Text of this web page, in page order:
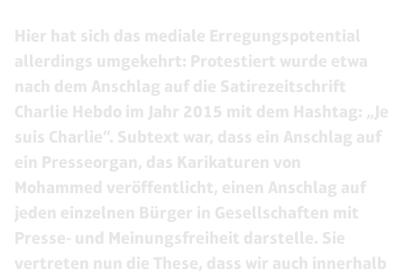
Hier hat sich das mediale Erregungspotential
allerdings umgekehrt: Protestiert wurde etwa
nach dem Anschlag auf die Satirezeitschrift
Charlie Hebdo im Jahr 2015 mit dem Hashtag: „Je
suis Charlie“. Subtext war, dass ein Anschlag auf
ein Presseorgan, das Karikaturen von
Mohammed veröffentlicht, einen Anschlag auf
jeden einzelnen Bürger in Gesellschaften mit
Presse- und Meinungsfreiheit darstelle. Sie
vertreten nun die These, dass wir auch innerhalb